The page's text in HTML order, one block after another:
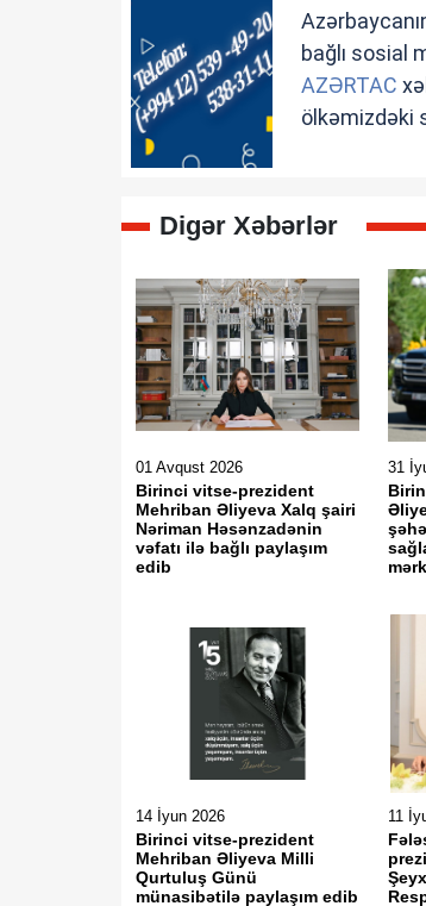
bağlı sosial
AZƏRTAC
ölkəmizdəki
Digər Xəbərlər
01 Avqust 2026
Birinci vitse-prezident
Mehriban Əliyeva Xalq şairi
Nəriman Həsənzadənin
vəfatı ilə bağlı paylaşım
edib
31
14 İyun 2026
Birinci vitse-prezident
Mehriban Əliyeva Milli
Qurtuluş Günü
münasibətilə paylaşım edib
11